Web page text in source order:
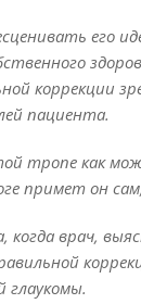
его
коррекции
пациента.
тропе как
примет он
когда врач,
глаукомы.